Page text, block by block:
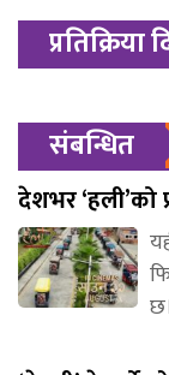
प्रतिक्रिया
संबन्धित
देशभर ‘हली’को